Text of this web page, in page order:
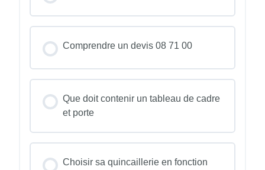
Comprendre un devis 08 71 00
Que doit contenir un tableau de cadre
et porte
Choisir sa quincaillerie en fonction